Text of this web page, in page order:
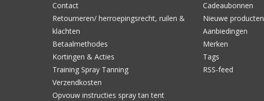
Contact
Retourneren/ herroepingsrecht, ruilen &
klachten
Betaalmethodes
Kortingen & Acties
Training Spray Tanning
Verzendkosten
Opvouw instructies spray tan tent
Cadeaubonnen
Nieuwe producten
Aanbiedingen
Merken
Tags
RSS-feed